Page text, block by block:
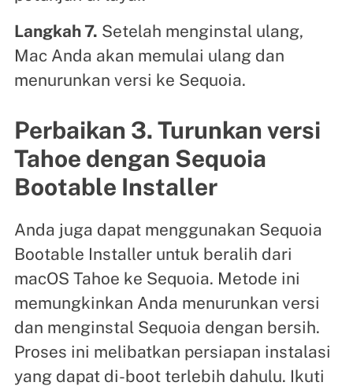
Langkah 7. Setelah menginstal ulang,
Mac Anda akan memulai ulang dan
menurunkan versi ke Sequoia.
Perbaikan 3. Turunkan versi
Tahoe dengan Sequoia
Bootable Installer
Anda juga dapat menggunakan Sequoia
Bootable Installer untuk beralih dari
macOS Tahoe ke Sequoia. Metode ini
memungkinkan Anda menurunkan versi
dan menginstal Sequoia dengan bersih.
Proses ini melibatkan persiapan instalasi
yang dapat di-boot terlebih dahulu. Ikuti